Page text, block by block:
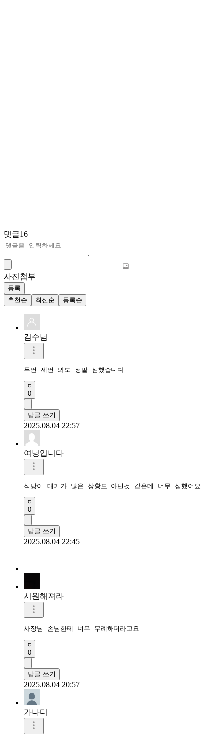
댓글16
사진첨부
등록
추천순
최신순 등록순
김수님
두번 세번 봐도 정말 심했습니다
0
답글 쓰기
2025.08.04 22:57
여닝입니다
식당이 대기가 많은 상황도 아닌것 같은데 너무 심했어요
0
답글 쓰기
2025.08.04 22:45
시원해져라
사장님 손님한테 너무 무례하더라고요
0
답글 쓰기
2025.08.04 20:57
가나디